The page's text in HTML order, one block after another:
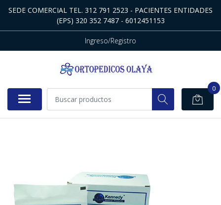
SEDE COMERCIAL TEL. 312 791 2523 - PACIENTES ENTIDADES
(EPS) 320 352 7487 - 6012451153
Ingreso/Registro
0